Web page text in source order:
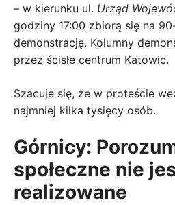
– w kierunku ul. Urząd
godziny 17:00 zbiorą się na
demonstrację. Kolumny
przez ścisłe centrum Katowic.
Szacuje się, że w proteście
najmniej kilka tysięcy osób.
Górnicy:
społeczne nie
realizowane